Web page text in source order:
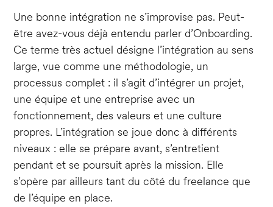
Une bonne intégration ne s’improvise pas. Peut-
être avez-vous déjà entendu parler d’Onboarding.
Ce terme très actuel désigne l’intégration au sens
large, vue comme une méthodologie, un
processus complet : il s’agit d’intégrer un projet,
une équipe et une entreprise avec un
fonctionnement, des valeurs et une culture
propres. L’intégration se joue donc à différents
niveaux : elle se prépare avant, s’entretient
pendant et se poursuit après la mission. Elle
s’opère par ailleurs tant du côté du freelance que
de l’équipe en place.